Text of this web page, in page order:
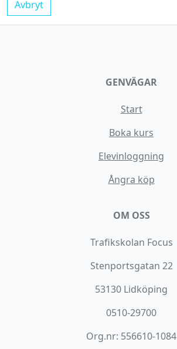
Avbryt
GENVÄGAR
Start
Boka kurs
Elevinloggning
Ångra köp
OM OSS
Trafikskolan Focus
Stenportsgatan 22
53130 Lidköping
0510-29700
Org.nr: 556610-1084